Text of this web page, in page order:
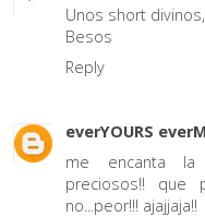
Unos short
Besos
Reply
everYOURS
me encanta la
preciosos!!
no...peor!!! ajajjaja!!